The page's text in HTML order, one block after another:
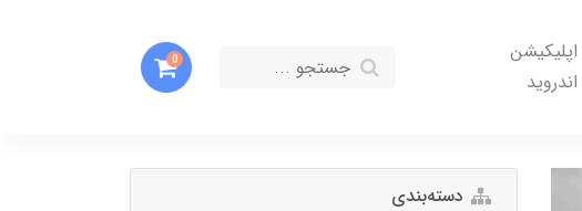
اپلیکیشن
اندروید
0
دسته‌بندی